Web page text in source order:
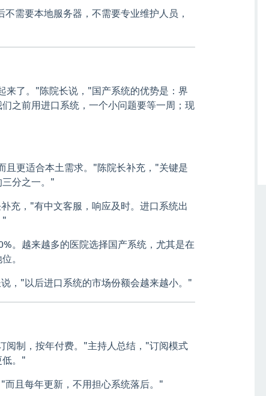
需要本地服务器，不需要专业维护人员，
来了。"陈院长说，"国产系统的优势是：界
之前用进口系统，一个小问题要等一周；现
且更适合本土需求。"陈院长补充，"关键是
分之一。"
充，"有中文客服，响应及时。进口系统出
"
。越来越多的医院选择国产系统，尤其是在
。
，"以后进口系统的市场份额会越来越小。"
阅制，按年付费。"主持人总结，"订阅模式
低。"
且每年更新，不用担心系统落后。"